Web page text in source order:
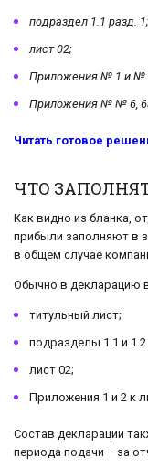
подраздел 1.1 разд. 1;
лист 02;
Приложения № 1 и №
Приложения № № 6,
Читать готовое
ЧТО
Как видно из бланка,
прибыли заполняют в
в общем случае
Обычно в декларацию
титульный лист;
подразделы 1.1 и 1.2
лист 02;
Приложения 1 и 2 к
Состав декларации
периода подачи – за